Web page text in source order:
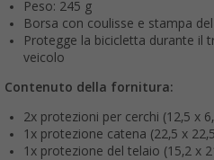
Peso: 245 g
Borsa con coulisse e stampa
Protegge la bicicletta durante il
veicolo
Contenuto della fornitura:
2x protezioni per cerchi (12,5 x
1x protezione catena (22,5 x
1x protezione del telaio (15,2 x